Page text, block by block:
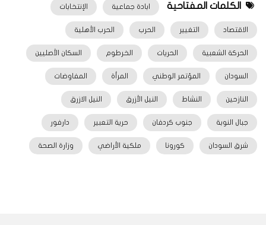
الكلمات المفتاحية ابادة جماعية الإنتخابات
الاقتصاد التغيير الحرب الحرب الأهلية
الحركة الشعبية الحريات الخرطوم السكان الأصليين
السودان المؤتمر الوطني المرأة المفاوضات
النازحين النشاط النيل الأزرق النيل الازرق
جبال النوبة جنوب كردفان حرية التعبير دارفور
شرق السودان كورونا ملكية الأراضي وزارة الصحة